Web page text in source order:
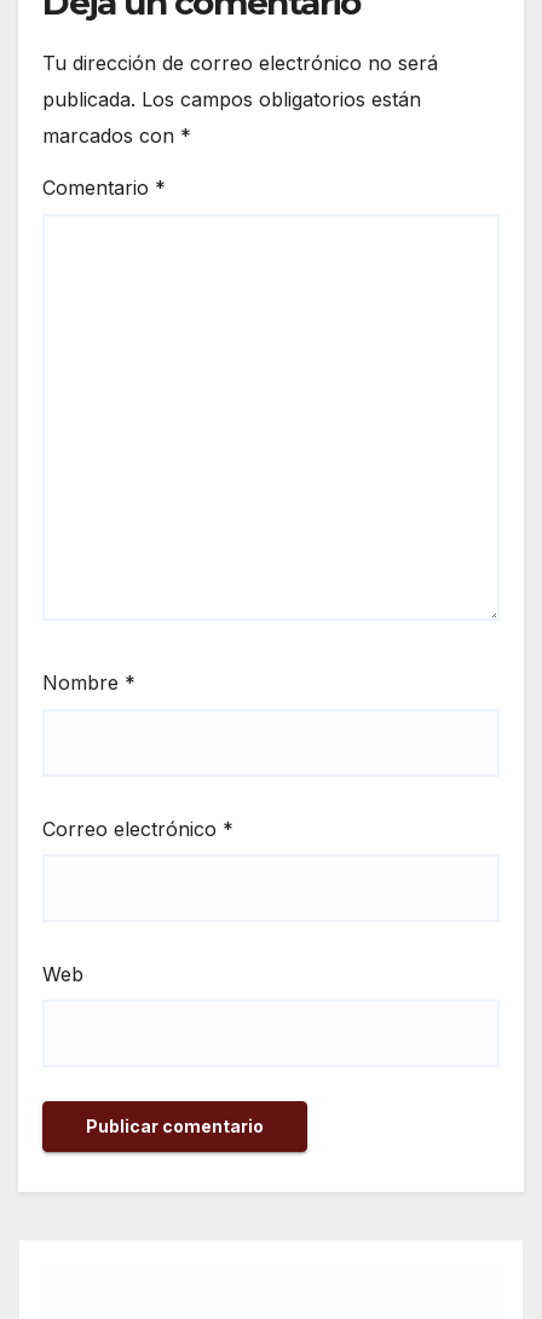
Tu dirección de correo electrónico no será
publicada. Los campos obligatorios están
marcados con *
Comentario *
Nombre *
Correo electrónico *
Web